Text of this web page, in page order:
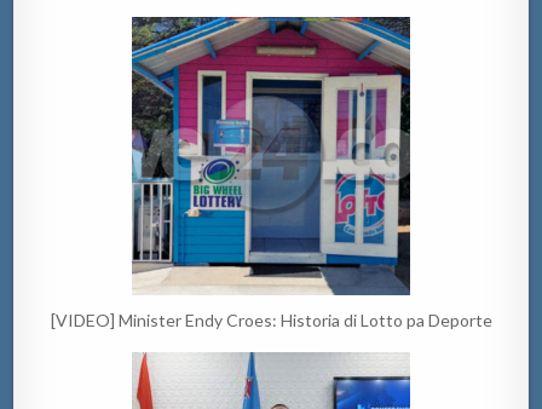
[VIDEO] Minister Endy Croes: Historia di Lotto pa Deporte